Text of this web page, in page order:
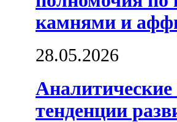
камнями и
28.05.2026
тенденции